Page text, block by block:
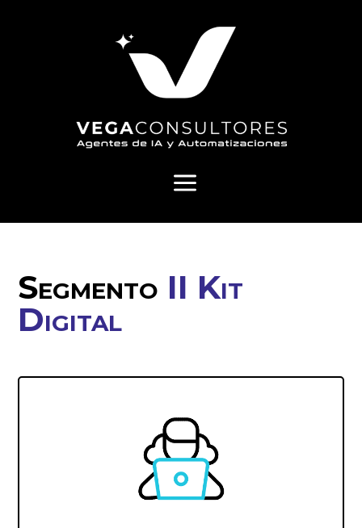
a
Segmento II Kit
Digital